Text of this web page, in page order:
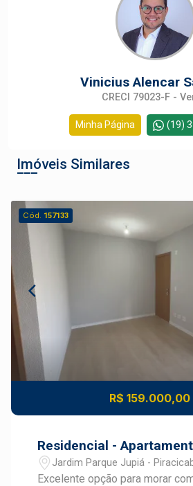
Vinicius Alencar
CRECI 79023-F -
Minha Página (19)
Imóveis Similares
Cód. 157133
R$ 159.000,00
Residencial -
Jardim Parque Jupiá -
Excelente opção para morar